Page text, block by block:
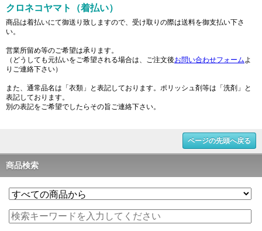
クロネコヤマト（着払い）
商品は着払いにて御送り致しますので、受け取りの際は送料を御支払い下さ
い。
営業所留め等のご希望は承ります。
（どうしても元払いをご希望される場合は、ご注文後お問い合わせフォーム よ
りご連絡下さい）
また、通常品名は「衣類」と表記しております。ポリッシュ剤等は「洗剤」と
表記しております。
別の表記をご希望でしたらその旨ご連絡下さい。
ページの先頭へ戻る
商品検索